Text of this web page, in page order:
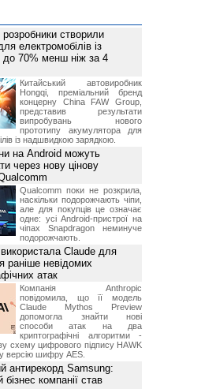
розробники створили
електромобілів із
до 70% менш ніж за 4
Китайський автовиробник
Hongqi, преміальний бренд
концерну China FAW Group,
представив результати
випробувань нового
прототипу акумулятора для
із надшвидкою зарядкою.
на Android можуть
через нову цінову
Qualcomm поки не розкрила,
наскільки подорожчають чіпи,
але для покупців це означає
одне: усі Android-пристрої на
чіпах Snapdragon неминуче
подорожчають.
Claude для
раніше невідомих
атак
Компанія Anthropic
повідомила, що її модель
Claude Mythos Preview
допомогла знайти нові
способи атак на два
криптографічні алгоритми -
схему цифрового підпису HAWK
версію шифру AES.
антирекорд Samsung:
бізнес компанії став